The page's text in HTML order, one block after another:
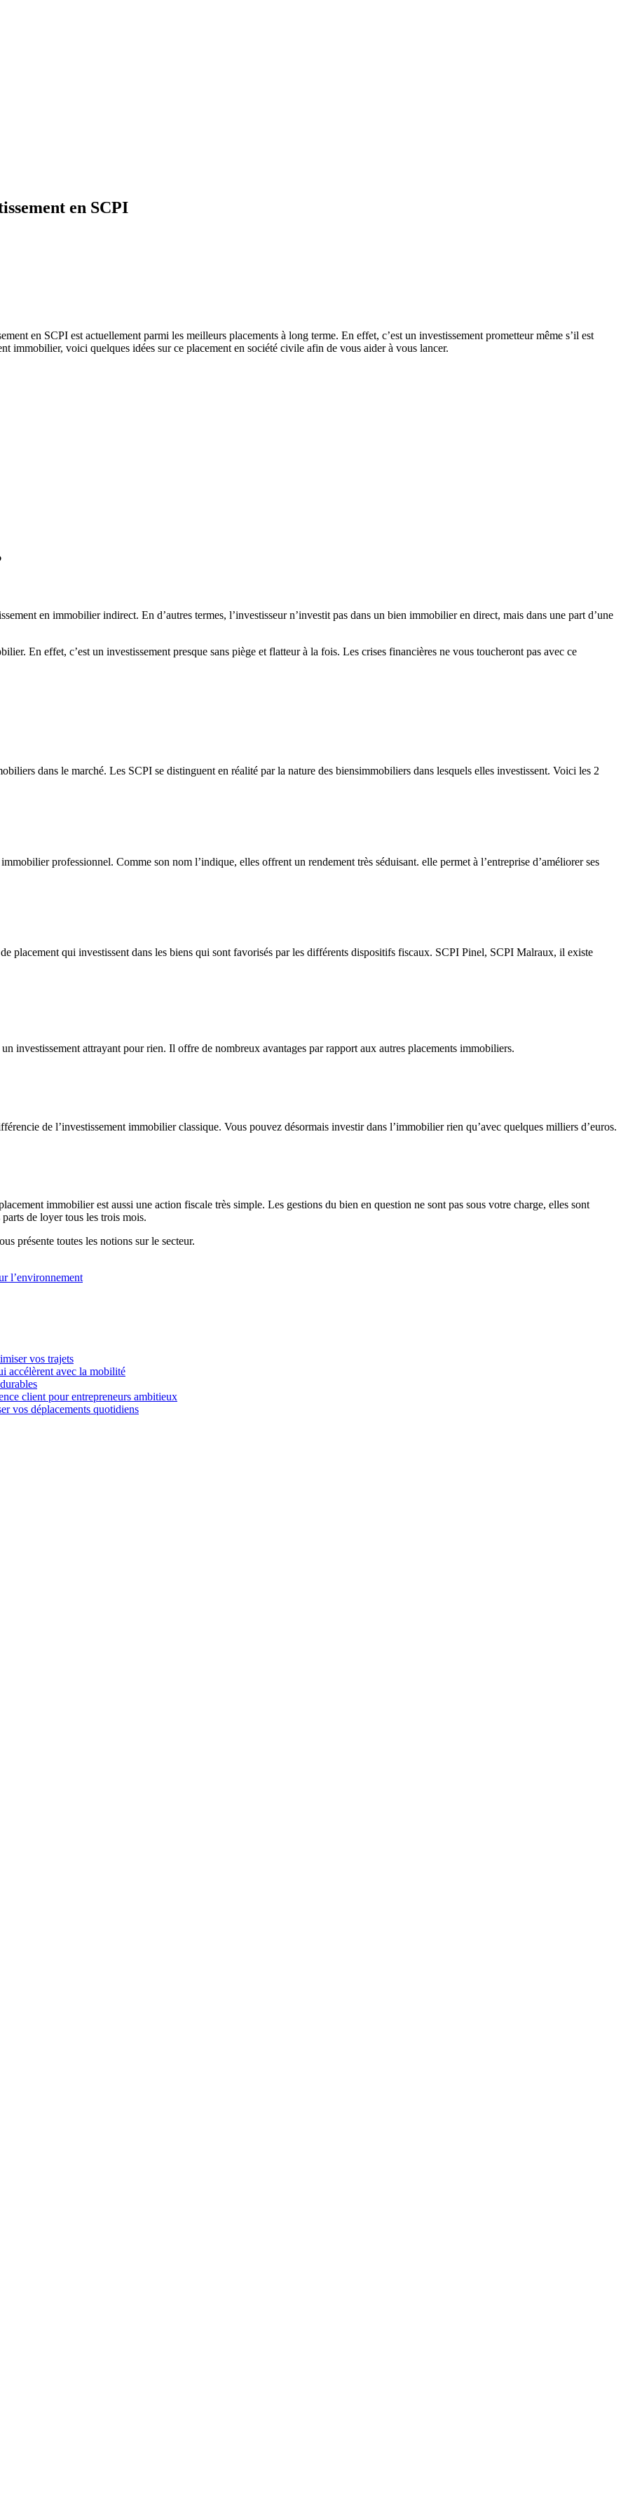
en SCPI
en SCPI est actuellement parmi les meilleurs placements à long terme. En effet, c’est un investissement prometteur même s’il est
immobilier, voici quelques idées sur ce placement en société civile afin de vous aider à vous lancer.
en immobilier indirect. En d’autres termes, l’investisseur n’investit pas dans un bien immobilier en direct, mais dans une part d’une
En effet, c’est un investissement presque sans piège et flatteur à la fois. Les crises financières ne vous toucheront pas avec ce
dans le marché. Les SCPI se distinguent en réalité par la nature des biensimmobiliers dans lesquels elles investissent. Voici les 2
professionnel. Comme son nom l’indique, elles offrent un rendement très séduisant. elle permet à l’entreprise d’améliorer ses
placement qui investissent dans les biens qui sont favorisés par les différents dispositifs fiscaux. SCPI Pinel, SCPI Malraux, il existe
investissement attrayant pour rien. Il offre de nombreux avantages par rapport aux autres placements immobiliers.
de l’investissement immobilier classique. Vous pouvez désormais investir dans l’immobilier rien qu’avec quelques milliers d’euros.
immobilier est aussi une action fiscale très simple. Les gestions du bien en question ne sont pas sous votre charge, elles sont
de loyer tous les trois mois.
présente toutes les notions sur le secteur.
l’environnement
vos trajets
accélèrent avec la mobilité
client pour entrepreneurs ambitieux
vos déplacements quotidiens